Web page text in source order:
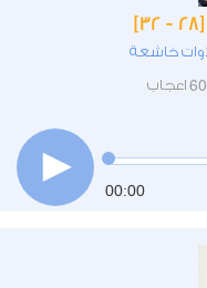
خاشعة
60 اعجاب
00:00